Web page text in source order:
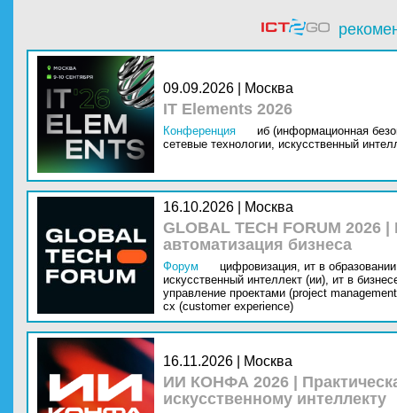
09.09.2026 | Москва
IT Elements 2026
Конференция
иб (информационная
сетевые технологии, искусственный
16.10.2026 | Москва
GLOBAL TECH FORUM
автоматизация бизнеса
Форум цифровизация, ит в
искусственный интеллект (ии), ит в
управление проектами (project
cx (customer experience)
16.11.2026 | Москва
ИИ КОНФА 2026 |
искусственному интеллекту